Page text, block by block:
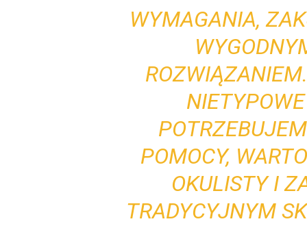
WYMAGANIA,
POMOCY,
OKULISTY I
TRADYCYJNYM